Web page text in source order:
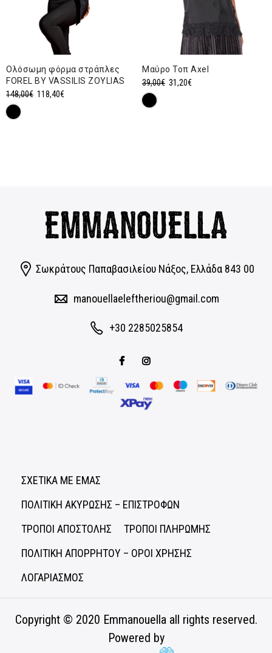
Ολόσωμη φόρμα στράπλες
FOREL BY VASSILIS ZOYLIAS
148,00€ Original
118,40€Η
Μαύρο Τοπ Axel
39,00€ Original
31,20€Η
Σωκράτους Παπαβασιλείου Νάξος, Eλλάδα 843 00
manouellaeleftheriou@gmail.com
+30 2285025854
ΣΧΕΤΙΚΑ ΜΕ ΕΜΑΣ
ΠΟΛΙΤΙΚΗ ΑΚΥΡΩΣΗΣ – ΕΠΙΣΤΡΟΦΩΝ
ΤΡΟΠΟΙ ΑΠΟΣΤΟΛΗΣ
ΤΡΟΠΟΙ ΠΛΗΡΩΜΗΣ
ΠΟΛΙΤΙΚΗ ΑΠΟΡΡΗΤΟΥ – ΟΡΟΙ ΧΡΗΣΗΣ
ΛΟΓΑΡΙΑΣΜΟΣ
Copyright © 2020 Emmanouellaall rights reserved.
Powered by